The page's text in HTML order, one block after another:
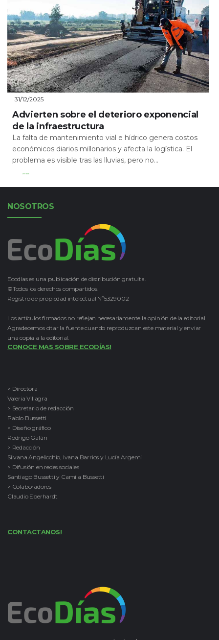
31/12/2025
Advierten sobre el deterioro exponencial
de la infraestructura
La falta de mantenimiento vial e hídrico genera costos
económicos diarios millonarios y afecta la logística. El
problema es visible tras las lluvias, pero no...
Leer Más
NOSOTROS
Ecodías es una publicación de distribución gratuita.
©Todos los derechos compartidos.
Registro de propiedad intelectual Nº5329002
Los artículos firmados no reflejan necesariamente la opinión de la editorial.
Agradecemos citar la fuente cuando reproduzcan este material y enviar
una copia a la editorial.
CONOCE MAS SOBRE ECODÍAS!
> Directora
Valeria Villagra
> Secretario de redacción
Pablo Bussetti
> Diseño gráfico
Rodrigo Galán
> Redacción
Silvana Angelicchio, Ivana Barrios y Lucía Argemi
> Difusión en redes sociales
Santiago Bussetti y Camila Bussetti
> Colaboradores
Claudio Eberhardt
CONTACTANOS!